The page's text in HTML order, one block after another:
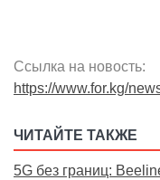
Ссылка на новость:
https://www.for.kg/
ЧИТАЙТЕ ТАКЖЕ
5G без границ: